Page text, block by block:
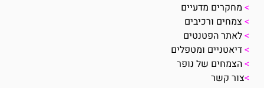
> מחקרים מדעיים
> צמחים ורכיבים
>לאתר הפטנטים
>דיאטניים ומטפלים
>הצמחים של נופר
>צור קשר